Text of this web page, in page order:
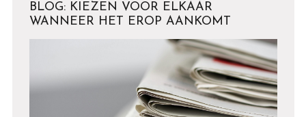
BLOG: KIEZEN VOOR ELKAAR
WANNEER HET EROP AANKOMT